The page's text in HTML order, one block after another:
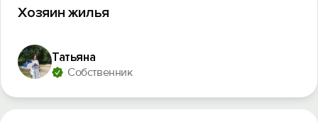
Хозяин жилья
Татьяна
Собственник